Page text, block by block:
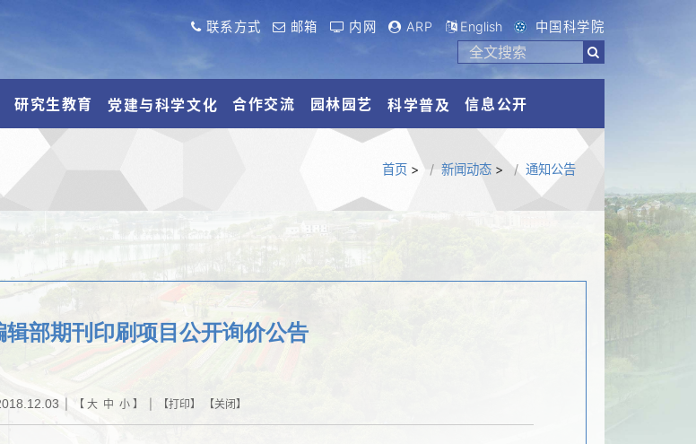
联系方式 邮箱 内网 ARP English 中国科学院
研究生教育 党建与科学文化 合作交流 园林园艺 科学普及 信息公开
首页> 新闻动态> 通知公告
辑部期刊印刷项目公开询价公告
| 【 大 中 小】 | 【打印】 【关闭】